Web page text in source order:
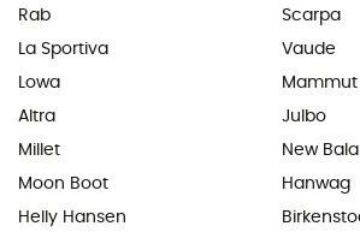
Rab
La Sportiva
Lowa
Altra
Millet
Moon Boot
Helly Hansen
Scarpa
Vaude
Mammut
Julbo
New
Hanwag